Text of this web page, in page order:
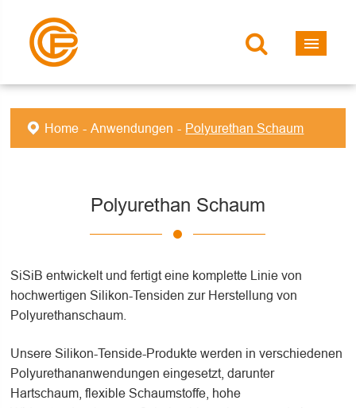
Home Anwendungen Polyurethan Schaum
Polyurethan Schaum
SiSiB entwickelt und fertigt eine komplette Linie von
hochwertigen Silikon-Tensiden zur Herstellung von
Polyurethanschaum.
Unsere Silikon-Tenside-Produkte werden in verschiedenen
Polyurethananwendungen eingesetzt, darunter
Hartschaum, flexible Schaumstoffe, hohe